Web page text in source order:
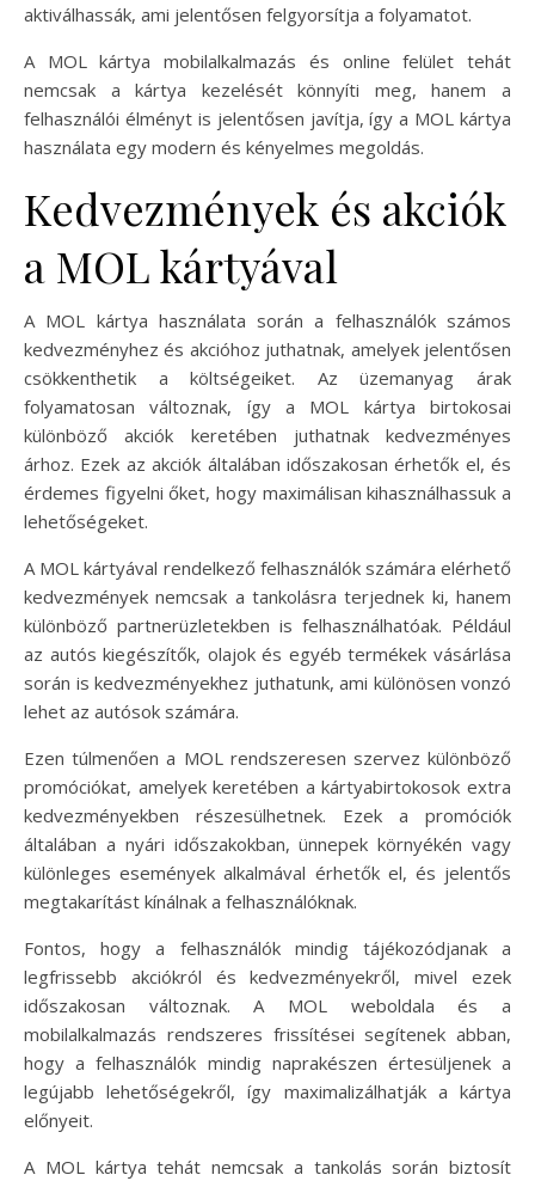
aktiválhassák, ami jelentősen felgyorsítja a folyamatot.
A MOL kártya mobilalkalmazás és online felület tehát
nemcsak a kártya kezelését könnyíti meg, hanem a
felhasználói élményt is jelentősen javítja, így a MOL kártya
használata egy modern és kényelmes megoldás.
Kedvezmények és akciók
a MOL kártyával
A MOL kártya használata során a felhasználók számos
kedvezményhez és akcióhoz juthatnak, amelyek jelentősen
csökkenthetik a költségeiket. Az üzemanyag árak
folyamatosan változnak, így a MOL kártya birtokosai
különböző akciók keretében juthatnak kedvezményes
árhoz. Ezek az akciók általában időszakosan érhetők el, és
érdemes figyelni őket, hogy maximálisan kihasználhassuk a
lehetőségeket.
A MOL kártyával rendelkező felhasználók számára elérhető
kedvezmények nemcsak a tankolásra terjednek ki, hanem
különböző partnerüzletekben is felhasználhatóak. Például
az autós kiegészítők, olajok és egyéb termékek vásárlása
során is kedvezményekhez juthatunk, ami különösen vonzó
lehet az autósok számára.
Ezen túlmenően a MOL rendszeresen szervez különböző
promóciókat, amelyek keretében a kártyabirtokosok extra
kedvezményekben részesülhetnek. Ezek a promóciók
általában a nyári időszakokban, ünnepek környékén vagy
különleges események alkalmával érhetők el, és jelentős
megtakarítást kínálnak a felhasználóknak.
Fontos, hogy a felhasználók mindig tájékozódjanak a
legfrissebb akciókról és kedvezményekről, mivel ezek
időszakosan változnak. A MOL weboldala és a
mobilalkalmazás rendszeres frissítései segítenek abban,
hogy a felhasználók mindig naprakészen értesüljenek a
legújabb lehetőségekről, így maximalizálhatják a kártya
előnyeit.
A MOL kártya tehát nemcsak a tankolás során biztosít